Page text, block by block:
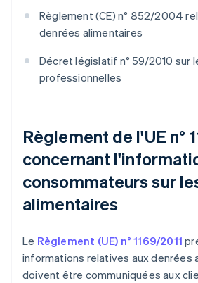
Règlement (CE) n° 852/2004
denrées alimentaires
Décret législatif n° 59/2010 sur
professionnelles
Règlement de l'UE n°
concernant
consommateurs sur
alimentaires
Le Règlement (UE) n° 1169/2011
informations relatives aux denrées
doivent être communiquées aux